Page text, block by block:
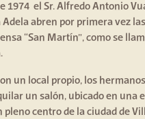
1974 el Sr. Alfredo Antonio
abren por primera vez
“San Martín”, como se
un local propio, los hermanos
un salón, ubicado en una
pleno centro de la ciudad de